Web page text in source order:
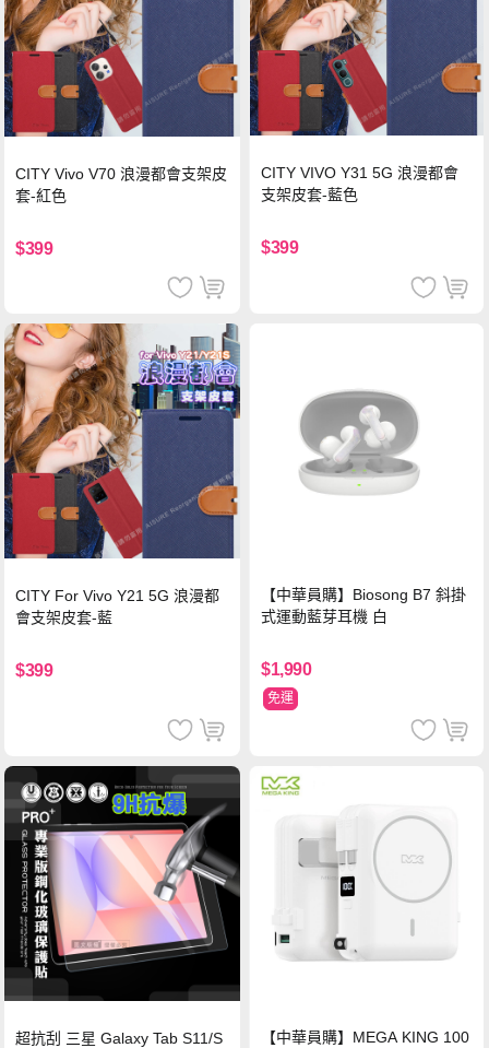
CITY Vivo V70 浪漫都會支架皮
套-紅色
$399
CITY VIVO Y31 5G 浪漫都會
支架皮套-藍色
$399
CITY For Vivo Y21 5G 浪漫都
會支架皮套-藍
$399
【中華員購】Biosong B7 斜掛
式運動藍芽耳機 白
$1,990
免運
超抗刮 三星 Galaxy Tab S11/S
【中華員購】MEGA KING 100